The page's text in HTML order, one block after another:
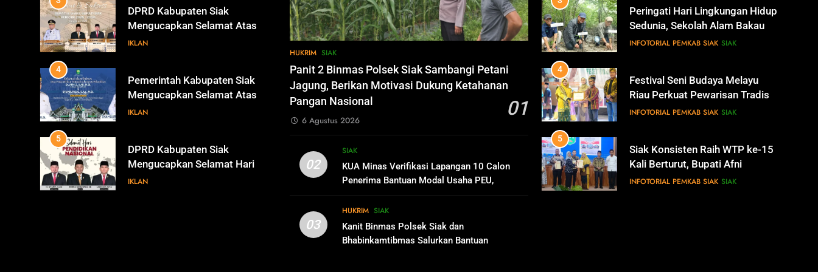
Pemerintah Kabupaten Siak
Mengucapkan Selamat Atas
Pengambilan Sumpah Jabatan
IKLAN
5
DPRD Kabupaten Siak
Mengucapkan Selamat Hari
Pendidikan Nasional
IKLAN
6
Sekretaris DPRD Kabupaten
Siak Mengucapkan Selamat
Hari Buruh
IKLAN
HUKRIM SIAK
Panit 2 Binmas Polsek Siak Sambangi Petani
Jagung, Berikan Motivasi Dukung Ketahanan
Pangan Nasional
01
6 Agustus 2026
02
SIAK
KUA Minas Verifikasi Lapangan 10 Calon
Penerima Bantuan Modal Usaha PEU,
Pastikan Tepat Sasaran
03
HUKRIM SIAK
Kanit Binmas Polsek Siak dan
Bhabinkamtibmas Salurkan Bantuan
Peringati Hari Lingkungan Hidup
Sedunia, Sekolah Alam Bakau di
Siak Cetak Generasi Penjaga
INFOTORIAL PEMKAB SIAK SIAK
4
Festival Seni Budaya Melayu
Riau Perkuat Pewarisan Tradisi
di Negeri Istana
INFOTORIAL PEMKAB SIAK SIAK
5
Siak Konsisten Raih WTP ke-15
Kali Berturut, Bupati Afni
Tekankan Penguatan Tata
INFOTORIAL PEMKAB SIAK SIAK